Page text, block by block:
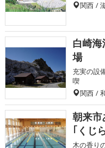
関西 /
白崎
場
充実の設
喫
関西 /
朝来
｢くじ
木の香り